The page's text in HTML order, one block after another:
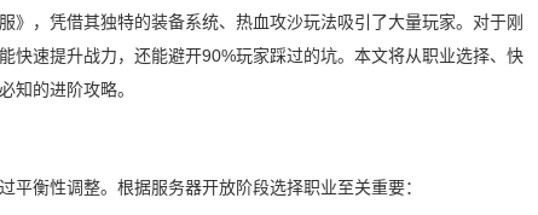
》，凭借其独特的装备系统、热血攻沙玩法吸引了大量玩家。对于刚
快速提升战力，还能避开90%玩家踩过的坑。本文将从职业选择、快
知的进阶攻略。
平衡性调整。根据服务器开放阶段选择职业至关重要：